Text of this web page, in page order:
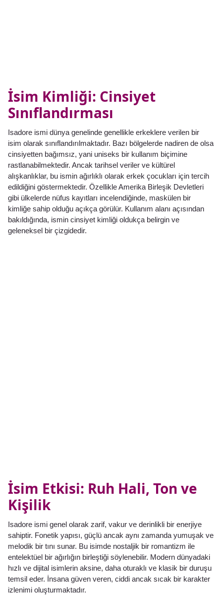
İsim Kimliği: Cinsiyet
Sınıflandırması
Isadore ismi dünya genelinde genellikle erkeklere verilen bir
isim olarak sınıflandırılmaktadır. Bazı bölgelerde nadiren de olsa
cinsiyetten bağımsız, yani uniseks bir kullanım biçimine
rastlanabilmektedir. Ancak tarihsel veriler ve kültürel
alışkanlıklar, bu ismin ağırlıklı olarak erkek çocukları için tercih
edildiğini göstermektedir. Özellikle Amerika Birleşik Devletleri
gibi ülkelerde nüfus kayıtları incelendiğinde, maskülen bir
kimliğe sahip olduğu açıkça görülür. Kullanım alanı açısından
bakıldığında, ismin cinsiyet kimliği oldukça belirgin ve
geleneksel bir çizgidedir.
İsim Etkisi: Ruh Hali, Ton ve
Kişilik
Isadore ismi genel olarak zarif, vakur ve derinlikli bir enerjiye
sahiptir. Fonetik yapısı, güçlü ancak aynı zamanda yumuşak ve
melodik bir tını sunar. Bu isimde nostaljik bir romantizm ile
entelektüel bir ağırlığın birleştiği söylenebilir. Modern dünyadaki
hızlı ve dijital isimlerin aksine, daha oturaklı ve klasik bir duruşu
temsil eder. İnsana güven veren, ciddi ancak sıcak bir karakter
izlenimi oluşturmaktadır.